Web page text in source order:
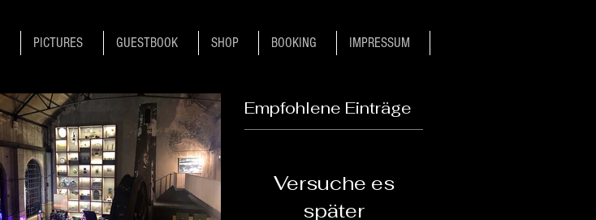
PICTURES GUESTBOOK SHOP BOOKING IMPRESSUM
Empfohlene Einträge
Versuche es
später